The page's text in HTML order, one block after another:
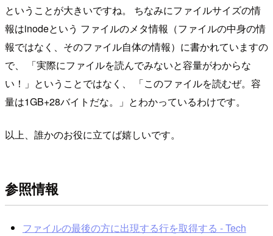
ということが大きいですね。 ちなみにファイルサイズの情
報はinodeという ファイルのメタ情報（ファイルの中身の情
報ではなく、そのファイル自体の情報）に書かれていますの
で、 「実際にファイルを読んでみないと容量がわからな
い！」ということではなく、 「このファイルを読むぜ。容
量は1GB+28バイトだな。」とわかっているわけです。
以上、誰かのお役に立てば嬉しいです。
参照情報
ファイルの最後の方に出現する行を取得する - Tech